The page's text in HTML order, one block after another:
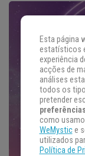
Esta página
estatísticos
experiência
acções de
análises
todos os
pretender
como
WeMystice
utilizados
Política de